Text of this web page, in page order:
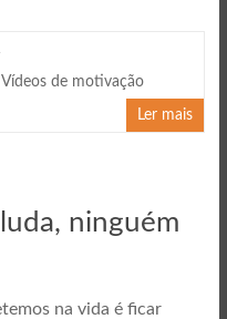
Vídeos de motivação
Ler mais
ninguém
na vida é ficar